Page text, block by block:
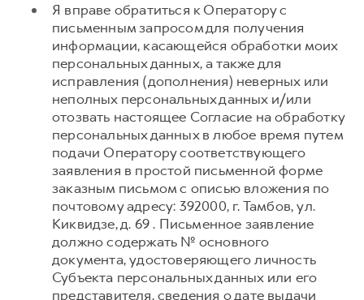
Я вправе обратиться к Оператору с
письменным запросом для получения
информации, касающейся обработки моих
персональных данных, а также для
исправления (дополнения) неверных или
неполных персональных данных и/или
отозвать настоящее Согласие на обработку
персональных данных в любое время путем
подачи Оператору соответствующего
заявления в простой письменной форме
заказным письмом с описью вложения по
почтовому адресу: 392000, г. Тамбов, ул.
Киквидзе, д. 69 . Письменное заявление
должно содержать № основного
документа, удостоверяющего личность
Субъекта персональных данных или его
представителя, сведения о дате выдачи